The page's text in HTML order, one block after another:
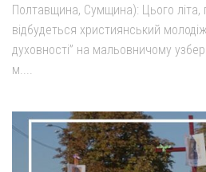
Полтавщина, Сумщина): Цього літа,
відбудеться християнський
духовності” на мальовничому
м....